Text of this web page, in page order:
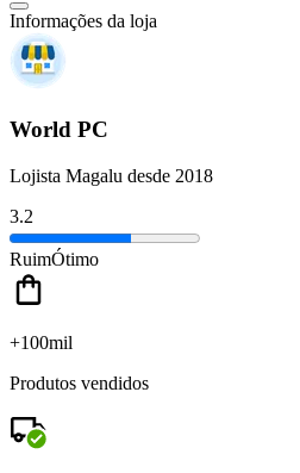
Informações da loja
World PC
Lojista Magalu desde 2018
3.2
RuimÓtimo
+100mil
Produtos vendidos